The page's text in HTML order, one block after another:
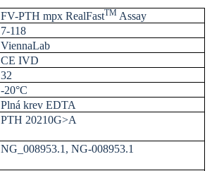
FV-PTH mpx RealFastTM Assay
7-118
ViennaLab
CE IVD
32
-20°C
Plná krev EDTA
PTH 20210G>A
NG_008953.1, NG-008953.1